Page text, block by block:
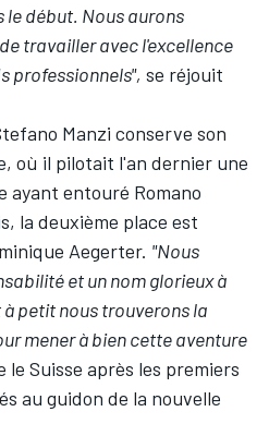
le début. Nous aurons
travailler avec l'excellence
professionnels", se réjouit
Manzi conserve son
où il pilotait l'an dernier une
ayant entouré Romano
la deuxième place est
Aegerter. "Nous
et un nom glorieux à
petit nous trouverons la
mener à bien cette aventure
le Suisse après les premiers
au guidon de la nouvelle